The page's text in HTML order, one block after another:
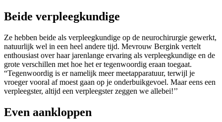
Beide verpleegkundige
Ze hebben beide als verpleegkundige op de neurochirurgie gewerkt,
natuurlijk wel in een heel andere tijd. Mevrouw Bergink vertelt
enthousiast over haar jarenlange ervaring als verpleegkundige en de
grote verschillen met hoe het er tegenwoordig eraan toegaat.
“Tegenwoordig is er namelijk meer meetapparatuur, terwijl je
vroeger vooral af moest gaan op je onderbuikgevoel. Maar eens een
verpleegster, altijd een verpleegster zeggen we allebei!’’
Even aankloppen